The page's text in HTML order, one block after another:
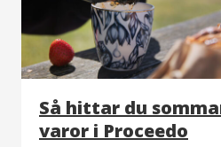
Så hittar du
varor i Proceedo